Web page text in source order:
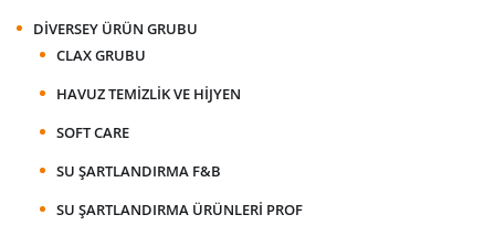
DIVERSEY ÜRÜN GRUBU
CLAX GRUBU
HAVUZ TEMIZLIK VE HIJYEN
SOFT CARE
SU ŞARTLANDIRMA F&B
SU ŞARTLANDIRMA ÜRÜNLERI PROF